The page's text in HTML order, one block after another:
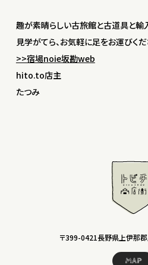
趣が素晴らしい古旅館と古道具と輸
見学がてら、お気軽に足をお運びくだ
>>宿場noie坂勘web
hito.to店主
たつみ
〒399-0421長野県上伊那
MAP